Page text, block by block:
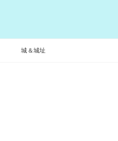
城＆城址